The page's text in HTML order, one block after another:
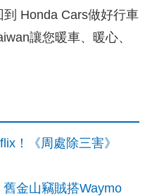
Honda Cars做好行車
讓您暖車、暖心、
！《周處除三害》
金山竊賊搭Waymo